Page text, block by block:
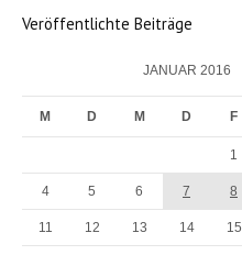
Veröffentlichte Beiträge
JANUAR 2016
M D M D F
1
4 5 6 7 8
11 12 13 14 15